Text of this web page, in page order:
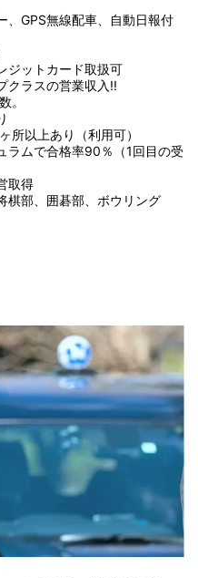
、GPS無線配車、自動日報付
ジットカード取扱可
ラスの営業収入!!
。
所以上あり（利用可）
ラムで合格率90％（1回目の受
取得
棋部、囲碁部、ボウリング